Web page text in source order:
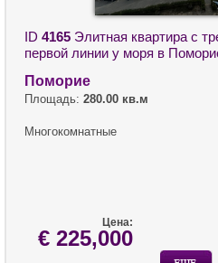
ID 4165 Элитная квартира с
первой линии у моря в
Поморие
Площадь: 280.00 кв.м
Многокомнатные
Цена:
€ 225,000